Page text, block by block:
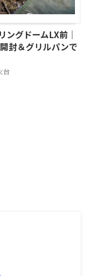
ングドームLX前｜
封＆グリルパンで
台